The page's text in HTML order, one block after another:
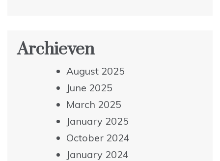
Archieven
August 2025
June 2025
March 2025
January 2025
October 2024
January 2024